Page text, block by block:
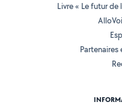
Livre « Le futur